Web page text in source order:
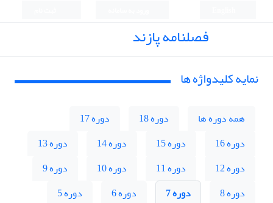
فصلنامه پازند
نمایه کلیدواژه ها
همه دوره ها دوره 18
دوره 17
دوره 16
دوره 15 دوره 14
دوره 13
دوره 12
دوره 11 دوره 10
دوره 9
دوره 8
دوره 7 دوره 6
دوره 5